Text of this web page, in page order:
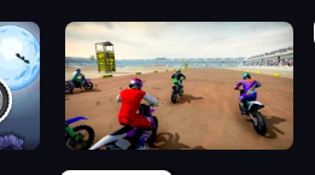
Super MX - The Champion